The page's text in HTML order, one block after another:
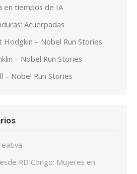
en tiempos de IA
Acuerpadas
– Nobel Run Stories
– Nobel Run Stories
– Nobel Run Stories
RD Congo: Mujeres en